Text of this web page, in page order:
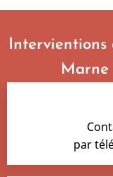
Intervientions
Marne
par